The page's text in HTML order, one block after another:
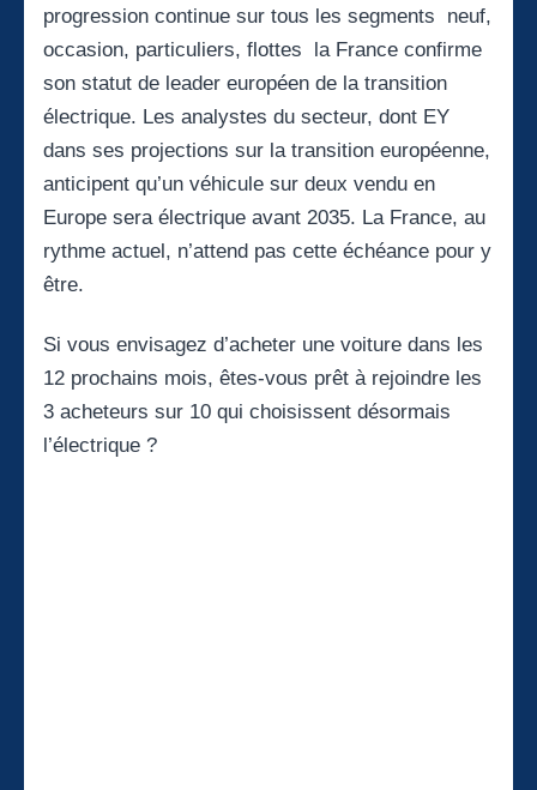
progression continue sur tous les segments neuf,
occasion, particuliers, flottes la France confirme
son statut de leader européen de la transition
électrique. Les analystes du secteur, dont EY
dans ses projections sur la transition européenne,
anticipent qu’un véhicule sur deux vendu en
Europe sera électrique avant 2035. La France, au
rythme actuel, n’attend pas cette échéance pour y
être.
Si vous envisagez d’acheter une voiture dans les
12 prochains mois, êtes-vous prêt à rejoindre les
3 acheteurs sur 10 qui choisissent désormais
l’électrique ?